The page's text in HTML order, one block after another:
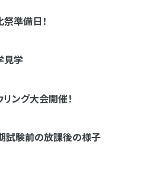
祭準備日！
見学
リング大会開催！
試験前の放課後の様子